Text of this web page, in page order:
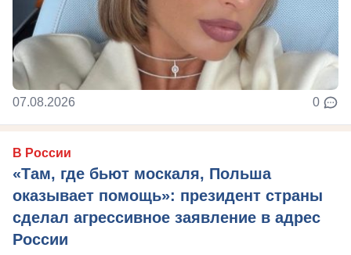
07.08.2026 0
В России
«Там, где бьют москаля, Польша
оказывает помощь»: президент страны
сделал агрессивное заявление в адрес
России